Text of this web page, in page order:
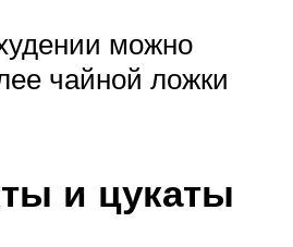
можно
чайной ложки
и цукаты